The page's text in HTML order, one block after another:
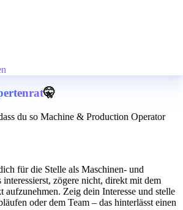
🤫
du so Machine & Production Operator
für die Stelle als Maschinen- und
zögere nicht, direkt mit dem
aufzunehmen. Zeig dein Interesse und stelle
oder dem Team – das hinterlässt einen